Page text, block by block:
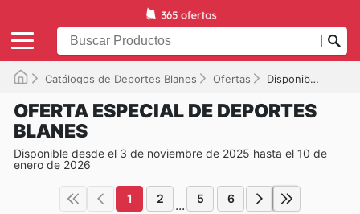
Catálogos de Deportes Blanes Ofertas Disponible hasta el 10/01/2026
OFERTA ESPECIAL DE DEPORTES
BLANES
Disponible desde el 3 de noviembre de 2025 hasta el 10 de
enero de 2026
1 2 ... 5 6